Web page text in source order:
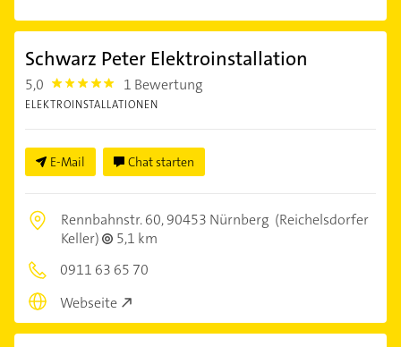
Schwarz Peter Elektroinstallation
5,0 5.0 1 Bewertung
ELEKTROINSTALLATIONEN
E-Mail Chat starten
Rennbahnstr. 60,90453 Nürnberg (Reichelsdorfer
Keller)
5,1 km
0911 63 65 70
Webseite